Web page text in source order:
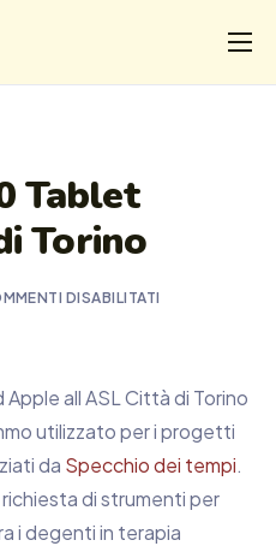
Tablet
Torino
DISABILITATI
all ASL Città di Torino
utilizzato per i progetti
da Specchio dei tempi.
di strumenti per
i degenti in terapia